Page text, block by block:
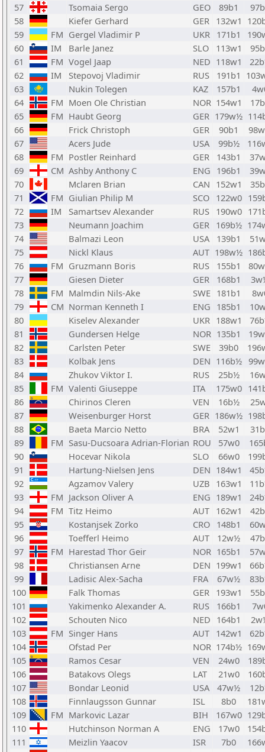
57
Tsomaia Sergo GEO 89b1
58
Kiefer Gerhard GER 132w1
59
FM Gergel Vladimir P UKR 171b1
60
IM Barle Janez SLO 113w1
61
FM Vogel Jaap NED 118w1
62
IM Stepovoj Vladimir RUS 191b1
63
Nukin Tolegen KAZ 157b1
64
FM Moen Ole Christian NOR 154w1
65
FM Haubt Georg GER 179w½
66
Frick Christoph GER 90b1
67
Acers Jude USA 99b½
68
FM Postler Reinhard GER 143b1
69
CM Ashby Anthony C ENG 196b1
70
Mclaren Brian CAN 152w1
71
FM Giulian Philip M SCO 122w0
72
IM Samartsev Alexander RUS 190w0
73
Neumann Joachim GER 169b½
74
Balmazi Leon USA 139b1
75
Nickl Klaus AUT 198w½
76
FM Gruzmann Boris RUS 155b1
77
Giesen Dieter GER 168b1
78
FM Malmdin Nils-Ake SWE 181b1
79
CM Norman Kenneth I ENG 185b1
80
Kiselev Alexander UKR 188w1
81
Gundersen Helge NOR 135b1
82
Carlsten Peter SWE 39b0
83
Kolbak Jens DEN 116b½
84
Zhukov Viktor I. RUS 25b½
85
FM Valenti Giuseppe ITA 175w0
86
Chirinos Cleren VEN 16b½
87
Weisenburger Horst GER 186w½
88
Baeta Marcio Netto BRA 52w1
89
FM Sasu-Ducsoara Adrian-Florian ROU 57w0
90
Hocevar Nikola SLO 66w0
91
Hartung-Nielsen Jens DEN 184w1
92
Agzamov Valery UZB 163w1
93
FM Jackson Oliver A ENG 189w1
94
FM Titz Heimo AUT 162w1
95
Kostanjsek Zorko CRO 148b1
96
Toefferl Heimo AUT 12w½
97
FM Harestad Thor Geir NOR 165b1
98
Christiansen Arne DEN 199w1
99
Ladisic Alex-Sacha FRA 67w½
100
Falk Thomas GER 193w1
101
Yakimenko Alexander A. RUS 166b1
102
Schouten Nico NED 164b1
103
FM Singer Hans AUT 142w1
104
Ofstad Per NOR 174b½
105
Ramos Cesar VEN 24w0
106
Batakovs Olegs LAT 21w0
107
Bondar Leonid USA 47w½
108
Finnlaugsson Gunnar ISL 8b0
109
FM Markovic Lazar BIH 167w0
110
Hutchinson Norman A ENG 17w0
111
Meizlin Yaacov ISR 7b0